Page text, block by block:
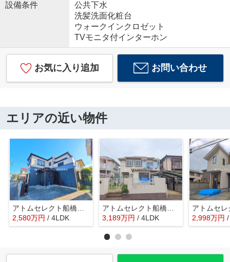
設備条件
公共下水
洗髪洗面化粧台
ウォークインクロゼット
TVモニタ付インターホン
お気に入り追加 お問い合わせ
エリアの近い物件
アトムセレクト船橋市咲が丘4丁目中古戸建て
2,580万円 / 4LDK
アトムセレクト船橋市丸山３丁目中古戸建て
3,189万円 / 4LDK 2,998万円